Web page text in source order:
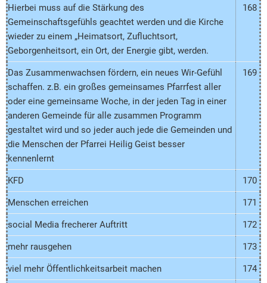
Hierbei muss auf die Stärkung des
Gemeinschaftsgefühls geachtet werden und die Kirche
wieder zu einem „Heimatsort, Zufluchtsort,
Geborgenheitsort, ein Ort, der Energie gibt, werden.
168
Das Zusammenwachsen fördern, ein neues Wir-Gefühl
schaffen. z.B. ein großes gemeinsames Pfarrfest aller
oder eine gemeinsame Woche, in der jeden Tag in einer
anderen Gemeinde für alle zusammen Programm
gestaltet wird und so jeder auch jede die Gemeinden und
die Menschen der Pfarrei Heilig Geist besser
kennenlernt
169
KFD 170
Menschen erreichen 171
social Media frecherer Auftritt 172
mehr rausgehen 173
viel mehr Öffentlichkeitsarbeit machen 174